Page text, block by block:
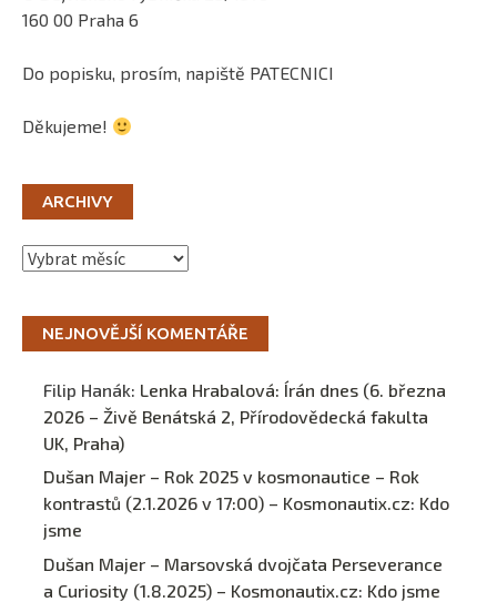
160 00 Praha 6
Do popisku, prosím, napiště PATECNICI
Děkujeme!
ARCHIVY
Archivy
NEJNOVĚJŠÍ KOMENTÁŘE
Filip Hanák: Lenka Hrabalová: Írán dnes (6. března
2026 – Živě Benátská 2, Přírodovědecká fakulta
UK, Praha)
Dušan Majer – Rok 2025 v kosmonautice – Rok
kontrastů (2.1.2026 v 17:00) – Kosmonautix.cz: Kdo
jsme
Dušan Majer – Marsovská dvojčata Perseverance
a Curiosity (1.8.2025) – Kosmonautix.cz: Kdo jsme